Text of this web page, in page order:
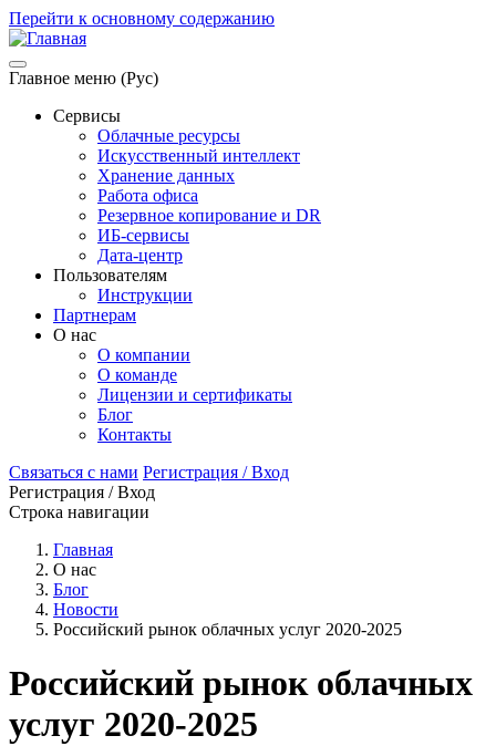
Перейти к основному содержанию
Главное меню (Рус)
Сервисы
Облачные ресурсы
Искусственный интеллект
Хранение данных
Работа офиса
Резервное копирование и DR
ИБ-сервисы
Дата-центр
Пользователям
Инструкции
Партнерам
О нас
О компании
О команде
Лицензии и сертификаты
Блог
Контакты
Связаться с нами Регистрация / Вход
Регистрация / Вход
Строка навигации
Главная
О нас
Блог
Новости
Российский рынок облачных услуг 2020-2025
Российский рынок облачных
услуг 2020-2025